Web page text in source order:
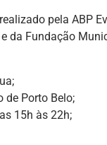
pela ABP
da Fundação
de Porto Belo;
15h às 22h;